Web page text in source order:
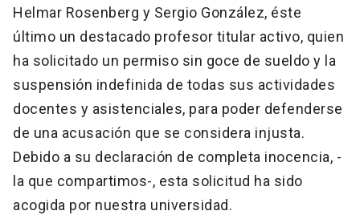
Helmar Rosenberg y Sergio González, éste
último un destacado profesor titular activo, quien
ha solicitado un permiso sin goce de sueldo y la
suspensión indefinida de todas sus actividades
docentes y asistenciales, para poder defenderse
de una acusación que se considera injusta.
Debido a su declaración de completa inocencia, -
la que compartimos-, esta solicitud ha sido
acogida por nuestra universidad.